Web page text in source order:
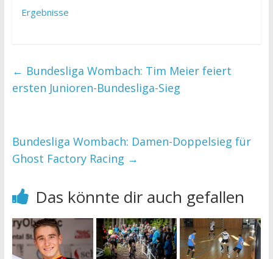
Ergebnisse
← Bundesliga Wombach: Tim Meier feiert
ersten Junioren-Bundesliga-Sieg
Bundesliga Wombach: Damen-Doppelsieg für
Ghost Factory Racing →
Das könnte dir auch gefallen